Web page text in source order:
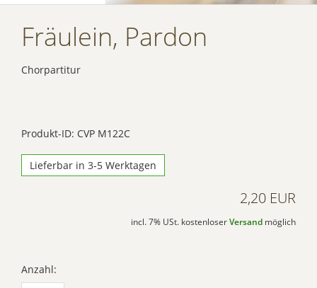
Fräulein, Pardon
Chorpartitur
Produkt-ID: CVP M122C
Lieferbar in 3-5 Werktagen
2,20 EUR
incl. 7% USt. kostenloser Versand möglich
Anzahl: